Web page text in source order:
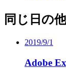
同じ日の
2019/9/1
Adobe